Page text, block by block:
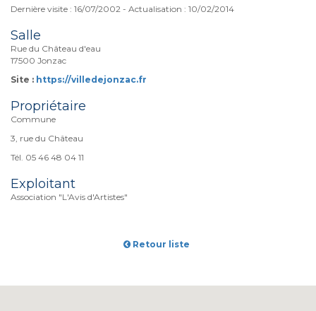
Dernière visite : 16/07/2002 - Actualisation : 10/02/2014
Salle
Rue du Château d'eau
17500 Jonzac
Site : https://villedejonzac.fr
Propriétaire
Commune
3, rue du Château
Tél. 05 46 48 04 11
Exploitant
Association "L'Avis d'Artistes"
Retour liste